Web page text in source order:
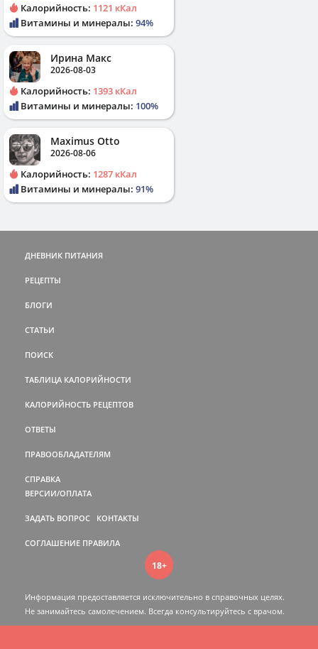
Калорийность: 1121 кКал
Витамины и минералы: 94%
Ирина Макс
2026-08-03
Калорийность: 1393 кКал
Витамины и минералы: 100%
Maximus Otto
2026-08-06
Калорийность: 1287 кКал
Витамины и минералы: 91%
ДНЕВНИК ПИТАНИЯ
РЕЦЕПТЫ
БЛОГИ
СТАТЬИ
ПОИСК
ТАБЛИЦА КАЛОРИЙНОСТИ
КАЛОРИЙНОСТЬ РЕЦЕПТОВ
ОТВЕТЫ
ПРАВООБЛАДАТЕЛЯМ
СПРАВКА
ВЕРСИИ/ОПЛАТА
ЗАДАТЬ ВОПРОС КОНТАКТЫ
СОГЛАШЕНИЕ ПРАВИЛА
18+
Информация предоставляется исключительно в справочных целях.
Не занимайтесь самолечением. Всегда консультируйтесь c врачом.